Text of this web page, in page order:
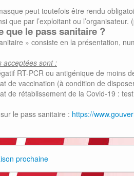
peut toutefois être rendu
que par l’exploitant ou
que le pass sanitaire ?
» consiste en la présentation,
acceptées sont :
RT-PCR ou antigénique de moins
de vaccination (à condition de
de rétablissement de la Covid-19 :
le pass sanitaire : https://
prochaine